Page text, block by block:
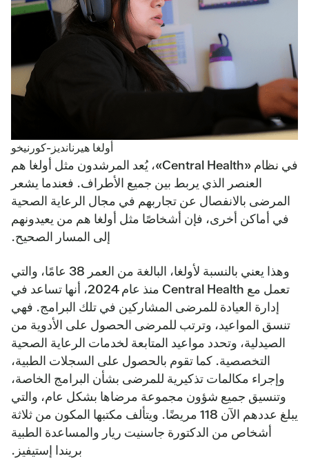
أولغا هيرنانديز-كورنيخو
في نظام «Central Health»، يُعد المرشدون مثل أولغا هم
العنصر الذي يربط بين جميع الأطراف. فعندما يشعر
المرضى بالانفصال عن تجاربهم في مجال الرعاية الصحية
في أماكن أخرى، فإن أشخاصًا مثل أولغا هم من يعيدونهم
إلى المسار الصحيح.
وهذا يعني بالنسبة لأولغا، البالغة من العمر 38 عامًا، والتي
تعمل مع Central Health منذ عام 2024، أنها تساعد في
إدارة العيادة للمرضى المشاركين في تلك البرامج. فهي
تنسق المواعيد، وترتب للمرضى الحصول على الأدوية من
الصيدلية، وتحدد مواعيد المتابعة لخدمات الرعاية الصحية
التخصصية. كما تقوم بالحصول على السجلات الطبية،
وإجراء مكالمات تذكيرية للمرضى بشأن البرامج الخاصة،
وتنسيق جميع شؤون مجموعة مرضاها بشكل عام، والتي
يبلغ عددهم الآن 118 مريضًا. ويتألف مكتبها المكون من ثلاثة
أشخاص من الدكتورة جاسنيت ريار والمساعدة الطبية
بريندا إستيفيز.